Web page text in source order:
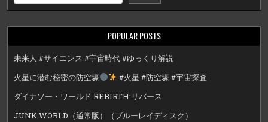
POPULAR POSTS
未来人 #サイエンス #宇宙時代 #ゆっくり解説
火星に潜む秘密の防空壕
#火星 #防空壕 #宇宙探査
ダイナソー・ワールド REBIRTH:リバース
JUNK WORLD（通常版）（ブルーレイディスク）